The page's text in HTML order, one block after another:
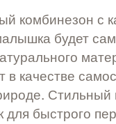
комбинезон с
будет
в качестве
для быстрого